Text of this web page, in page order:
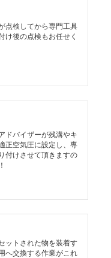
点検してから専門工具
け後の点検もお任せく
ドバイザーが残溝やキ
正空気圧に設定し、専
付けさせて頂きますの
ットされた物を装着す
へ交換する作業がこれ